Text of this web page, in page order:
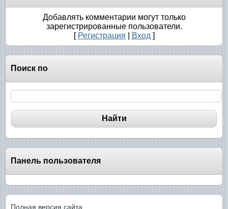
Добавлять комментарии могут только
зарегистрированные пользователи.
[ Регистрация Вход ]
Поиск по
Панель пользователя
Полная версия сайта